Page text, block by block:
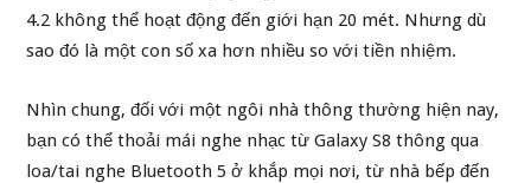
4.2 không thể hoạt động đến giới hạn 20 mét. Nhưng dù
sao đó là một con số xa hơn nhiều so với tiền nhiệm.
Nhìn chung, đối với một ngôi nhà thông thường hiện nay,
bạn có thể thoải mái nghe nhạc từ Galaxy S8 thông qua
loa/tai nghe Bluetooth 5 ở khắp mọi nơi, từ nhà bếp đến